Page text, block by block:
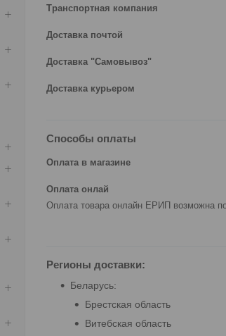
Транспортная компания
Доставка почтой
Доставка "Самовывоз"
Доставка курьером
Способы оплаты
Оплата в магазине
Оплата онлай
Оплата товара онлайн ЕРИП возможна
Регионы доставки:
Беларусь:
Брестская область
Витебская область